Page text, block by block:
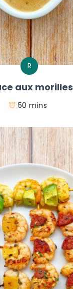
R
aux morilles
50 mins